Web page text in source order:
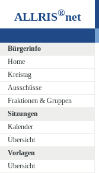
ALLRIS®net
Bürgerinfo
Home
Kreistag
Ausschüsse
Fraktionen & Gruppen
Sitzungen
Kalender
Übersicht
Vorlagen
Übersicht